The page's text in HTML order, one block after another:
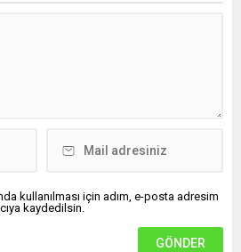
kullanılması için adım, e-posta adresim
kaydedilsin.